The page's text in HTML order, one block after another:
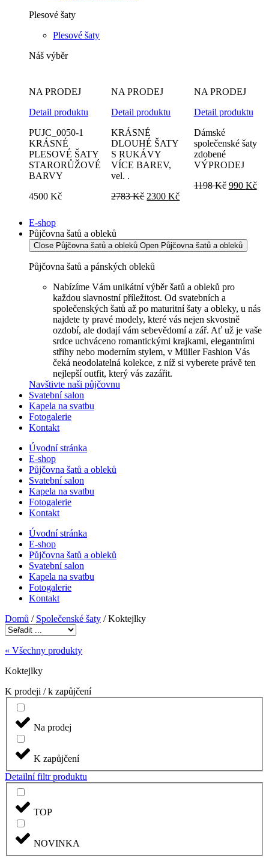
Plesové šaty
Plesové šaty
Náš výběr
NA PRODEJ
Detail produktu
PUJC_0050-1
KRÁSNÉ
PLESOVÉ ŠATY
STARORŮŽOVÉ
BARVY
4500 Kč
NA PRODEJ
Detail produktu
KRÁSNÉ
DLOUHÉ ŠATY
S RUKÁVY
VÍCE BAREV,
vel. .
2783Kč Původní
2300KčAktuální
NA PRODEJ
Detail produktu
Dámské
společenské šaty
zdobené
VÝPRODEJ
1198Kč Původní
990 Kč
E-shop
Půjčovna šatů a obleků
Close Půjčovna šatů a obleků Open Půjčovna šatů a obleků
Půjčovna šatů a pánských obleků
Nabízíme Vám unikátní výběr šatů a obleků pro
každou slavnostní příležitost. Od svatebních a
společenských šatů až po maturitní šaty a obleky, u nás
najdete ty pravé modely, které vás nejen skvostně
ozdobí, ale dodají vám sebevědomí a zář. Ať už je vaše
srdce uchváceno romantickými krajkami, elegantními
střihy nebo moderním stylem, v Müller Fashion Vás
čeká neodolatelná kolekce, z níž si vyberete právě ten
nejlepší outfit, který vás zazářit.
Navštivte naši půjčovnu
Svatební salon
Kapela na svatbu
Fotogalerie
Kontakt
Úvodní stránka
E-shop
Půjčovna šatů a obleků
Svatební salon
Kapela na svatbu
Fotogalerie
Kontakt
Úvodní stránka
E-shop
Půjčovna šatů a obleků
Svatební salon
Kapela na svatbu
Fotogalerie
Kontakt
Domů / Společenské šaty / Koktejlky
« Všechny produkty
Koktejlky
K prodeji / k zapůjčení
Na prodej
K zapůjčení
Detailní filtr produktu
TOP
NOVINKA